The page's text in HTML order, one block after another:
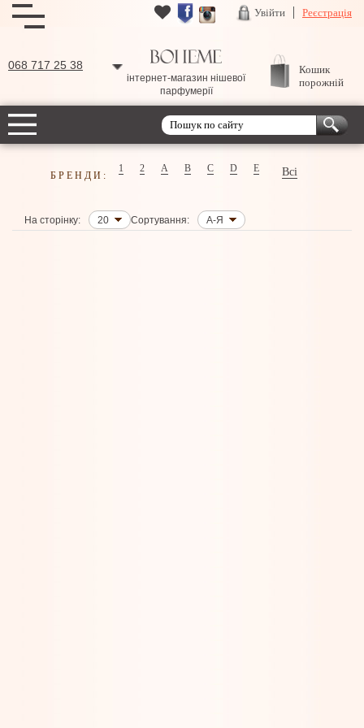
Увійти Реєстрація
068 717 25 38
інтернет-магазин нішевої
парфумерії
Кошик
порожній
БРЕНДИ:
1 2 A B C D E Всі
На сторінку: 20 Сортування: А-Я